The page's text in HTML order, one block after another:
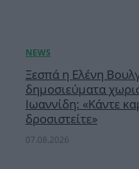
Ξεσπά η Ελένη
δημοσιεύματα
Ιωαννίδη: «Κάντε
δροσιστείτε»
07.08.2026